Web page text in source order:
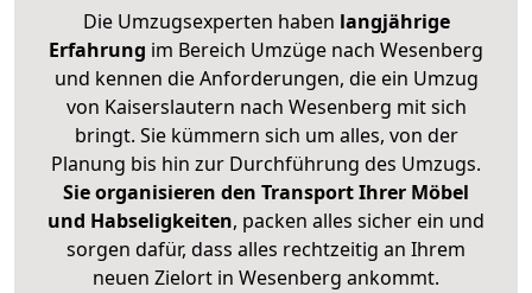
Die Umzugsexperten haben langjährige
Erfahrung im Bereich Umzüge nach Wesenberg
und kennen die Anforderungen, die ein Umzug
von Kaiserslautern nach Wesenberg mit sich
bringt. Sie kümmern sich um alles, von der
Planung bis hin zur Durchführung des Umzugs.
Sie organisieren den Transport Ihrer Möbel
und Habseligkeiten, packen alles sicher ein und
sorgen dafür, dass alles rechtzeitig an Ihrem
neuen Zielort in Wesenberg ankommt.